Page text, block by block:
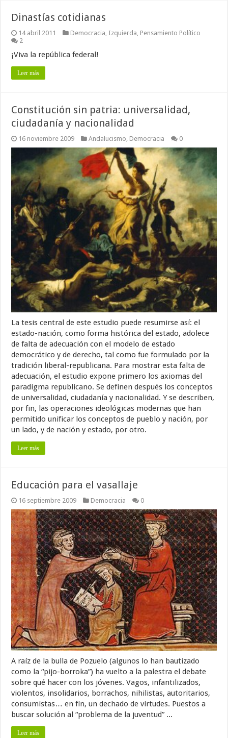
Dinastías cotidianas
14 abril 2011 Democracia, Izquierda, Pensamiento Político
2
¡Viva la república federal!
Leer más
Constitución sin patria: universalidad,
ciudadanía y nacionalidad
16 noviembre 2009 Andalucismo, Democracia 0
La tesis central de este estudio puede resumirse así: el
estado-nación, como forma histórica del estado, adolece
de falta de adecuación con el modelo de estado
democrático y de derecho, tal como fue formulado por la
tradición liberal-republicana. Para mostrar esta falta de
adecuación, el estudio expone primero los axiomas del
paradigma republicano. Se definen después los conceptos
de universalidad, ciudadanía y nacionalidad. Y se describen,
por fin, las operaciones ideológicas modernas que han
permitido unificar los conceptos de pueblo y nación, por
un lado, y de nación y estado, por otro.
Leer más
Educación para el vasallaje
16 septiembre 2009 Democracia 0
A raíz de la bulla de Pozuelo (algunos lo han bautizado
como la “pijo-borroka”) ha vuelto a la palestra el debate
sobre qué hacer con los jóvenes. Vagos, infantilizados,
violentos, insolidarios, borrachos, nihilistas, autoritarios,
consumistas… en fin, un dechado de virtudes. Puestos a
buscar solución al “problema de la juventud” ...
Leer más